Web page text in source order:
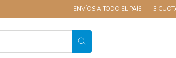
ENVÍOS A TODO EL PAÍS 3 CUOTAS SIN